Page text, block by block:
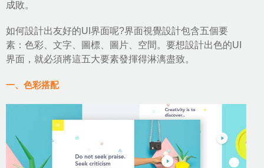
成敗。
如何設計出友好的UI界面呢?界面視覺設計包含五個要
素：色彩、文字、圖標、圖片、空間。要想設計出色的UI
界面，就必須將這五大要素發揮得淋漓盡致。
一、色彩搭配